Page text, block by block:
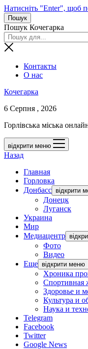
Натисніть "Enter", щоб
Пошук
Пошук Кочегарка
Контакты
О нас
Кочегарка
6 Серпня , 2026
Горлівська міська
відкрити меню
Назад
Главная
Горловка
Донбасс відкрити
Донецк
Луганск
Украина
Мир
Медиацентр
Фото
Видео
Еще відкрити меню
Хроника
Спортивная
Здоровье и
Культура и
Наука и
Telegram
Facebook
Twitter
Google News